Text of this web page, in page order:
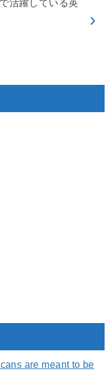
活躍している英
are meant to be